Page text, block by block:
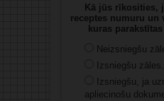
Kā jūs rīkosities,
receptes numuru un
kuras
Neizsniegšu
Izsniegšu zāles.
Izsniegšu, ja
apliecinošu